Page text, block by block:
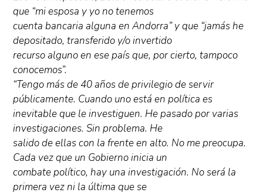
que “mi esposa y yo no tenemos
cuenta bancaria alguna en Andorra” y que “jamás he
depositado, transferido y/o invertido
recurso alguno en ese país que, por cierto, tampoco
conocemos”.
“Tengo más de 40 años de privilegio de servir
públicamente. Cuando uno está en política es
inevitable que le investiguen. He pasado por varias
investigaciones. Sin problema. He
salido de ellas con la frente en alto. No me preocupa.
Cada vez que un Gobierno inicia un
combate político, hay una investigación. No será la
primera vez ni la última que se